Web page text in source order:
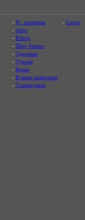
- Я - женщина
- Авто
- Юмор
- Шоу-бизнес
- Здоровье
- Туризм
- Крым
- В мире животных
- Телевидение
-Спорт